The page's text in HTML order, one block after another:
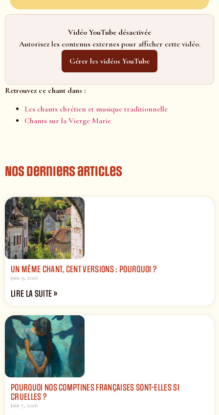
Vidéo YouTube désactivée
Autorisez les contenus externes pour afficher cette vidéo.
Gérer les vidéos YouTube
Retrouvez ce chant dans :
Les chants chrétien et musique traditionnelle
Chants sur la Vierge Marie
Nos derniers articles
UN MÊME CHANT, CENT VERSIONS : POURQUOI ?
juin 9, 2026
LIRE LA SUITE »
POURQUOI NOS COMPTINES FRANÇAISES SONT-ELLES SI
CRUELLES ?
juin 7, 2026